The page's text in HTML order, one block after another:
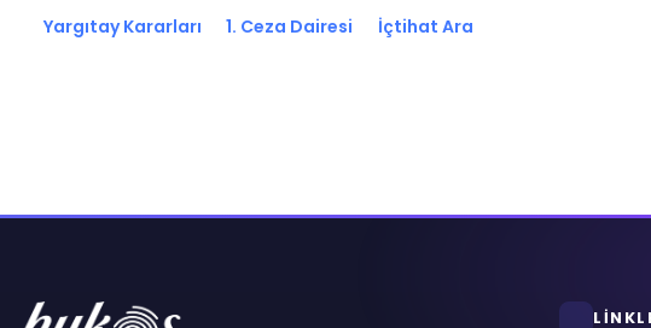
Yargıtay Kararları 1. Ceza Dairesi İçtihat Ara